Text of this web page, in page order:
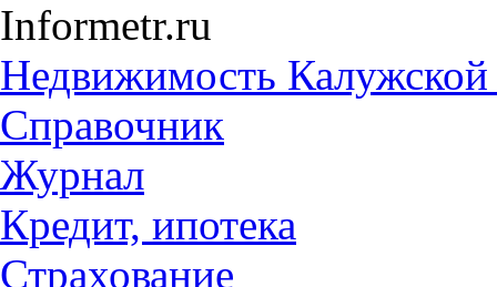
Informetr.ru
Недвижимость Калужской
Справочник
Журнал
Кредит, ипотека
Страхование